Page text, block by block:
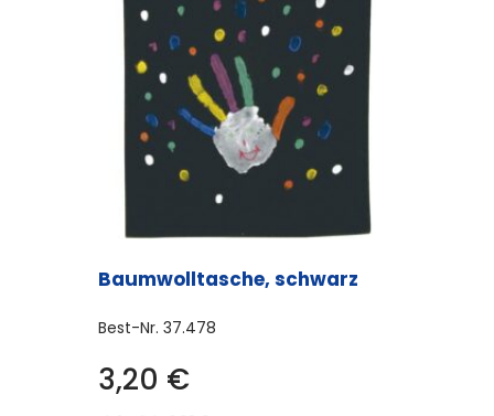
Optionen
können
auf
der
Produktseite
gewählt
Baumwolltasche, schwarz
Best-Nr. 37.478
3,20 €